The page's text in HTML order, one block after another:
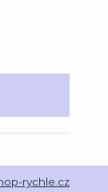
rychle.cz